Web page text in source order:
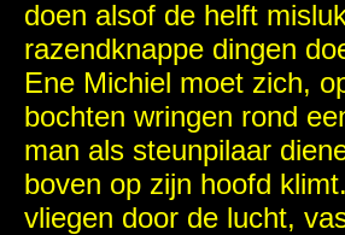
doen alsof de helft
razendknappe dingen
Ene Michiel moet zich,
bochten wringen rond
man als steunpilaar
boven op zijn hoofd
vliegen door de lucht,